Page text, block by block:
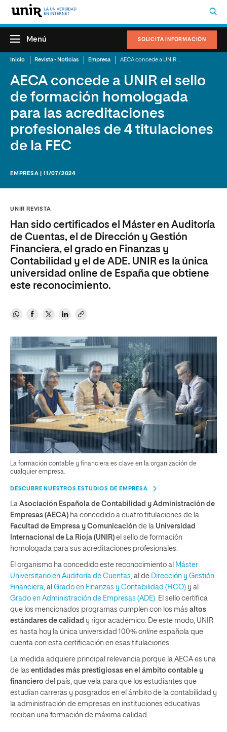
SOLICITA INFORMACIÓN
Menú
Inicio Revista - Noticias Empresa
AECA concede a UNIR el sello
de formación homologada
para las acreditaciones
profesionales de 4 titulaciones
de la FEC
EMPRESA | 11/07/2024
UNIR REVISTA
Han sido certificados el Máster en Auditoría
de Cuentas, el de Dirección y Gestión
Financiera, el grado en Finanzas y
Contabilidad y el de ADE. UNIR es la única
universidad online de España que obtiene
este reconocimiento.
La formación contable y financiera es clave en la organización de
cualquier empresa.
DESCUBRE NUESTROS ESTUDIOS DE EMPRESA
La Asociación Española de Contabilidad y Administración de
Empresas (AECA) ha concedido a cuatro titulaciones de la
Facultad de Empresa y Comunicación de la Universidad
Internacional de La Rioja (UNIR) el sello de formación
homologada para sus acreditaciones profesionales.
El organismo ha concedido este reconocimiento al
Máster
Universitario en Auditoría de Cuentas , al de Dirección y Gestión
Financiera , al Grado en Finanzas y Contabilidad (FICO) y al
Grado en Administración de Empresas (ADE). El sello certifica
que los mencionados programas cumplen con los más altos
estándares de calidad y rigor académico. De este modo, UNIR
es hasta hoy la única universidad 100% online española que
cuenta con esta certificación en esas titulaciones.
La medida adquiere principal relevancia porque la AECA es una
de las entidades más prestigiosas en el ámbito contable y
financiero del país, que vela para que los estudiantes que
estudian carreras y posgrados en el ámbito de la contabilidad y
la administración de empresas en instituciones educativas
reciban una formación de máxima calidad.